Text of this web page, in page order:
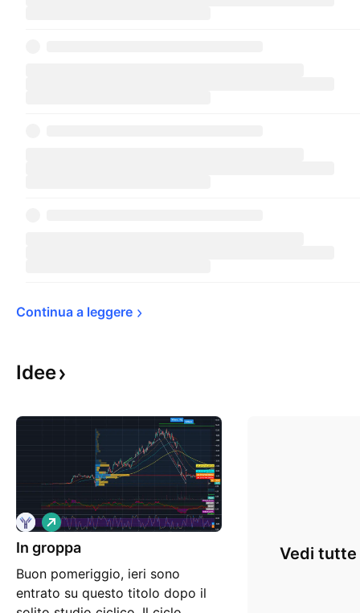
Continua a leggere
Idee
In groppa
Buon pomeriggio, ieri sono
entrato su questo titolo dopo il
L
o
n
Vedi tutte